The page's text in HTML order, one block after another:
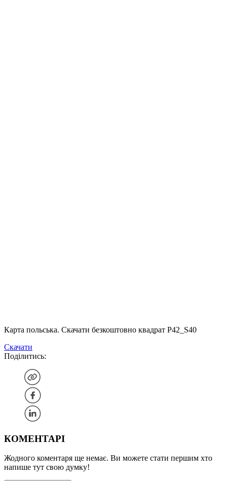
Карта польська. Скачати безкоштовно квадрат P42_S40
Скачати
Поділитись:
КОМЕНТАРІ
Жодного коментаря ще немає. Ви можете стати першим хто
напише тут свою думку!